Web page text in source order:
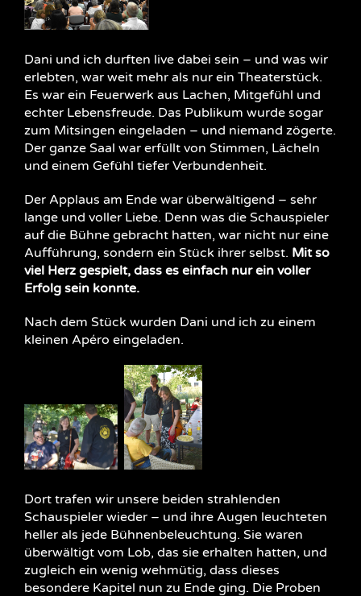
Dani und ich durften live dabei sein – und was wir
erlebten, war weit mehr als nur ein Theaterstück.
Es war ein Feuerwerk aus Lachen, Mitgefühl und
echter Lebensfreude. Das Publikum wurde sogar
zum Mitsingen eingeladen – und niemand zögerte.
Der ganze Saal war erfüllt von Stimmen, Lächeln
und einem Gefühl tiefer Verbundenheit.
Der Applaus am Ende war überwältigend – sehr
lange und voller Liebe. Denn was die Schauspieler
auf die Bühne gebracht hatten, war nicht nur eine
Aufführung, sondern ein Stück ihrer selbst. Mit so
viel Herz gespielt, dass es einfach nur ein voller
Erfolg sein konnte.
Nach dem Stück wurden Dani und ich zu einem
kleinen Apéro eingeladen.
Dort trafen wir unsere beiden strahlenden
Schauspieler wieder – und ihre Augen leuchteten
heller als jede Bühnenbeleuchtung. Sie waren
überwältigt vom Lob, das sie erhalten hatten, und
zugleich ein wenig wehmütig, dass dieses
besondere Kapitel nun zu Ende ging. Die Proben